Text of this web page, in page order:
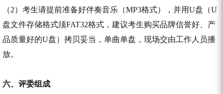
（2）考生请提前准备好伴奏音乐（MP3格式），并用U盘（U
盘文件存储格式须FAT32格式，建议考生购买品牌信誉好、产
品质量好的U盘）拷贝妥当，单曲单盘，现场交由工作人员播
放。
六、 评委组成